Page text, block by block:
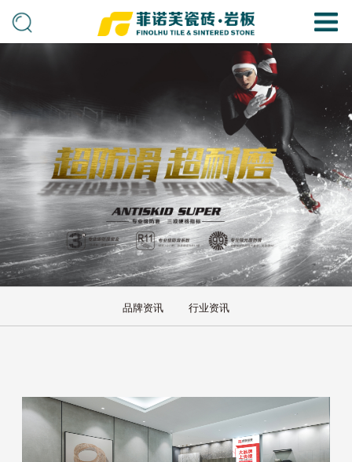
品牌资讯 行业资讯